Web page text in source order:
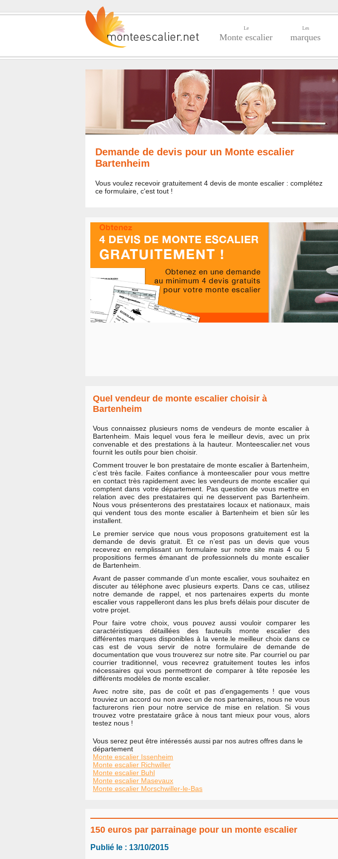
Le
Monte escalier
Les
marques
Demande de devis pour un Monte escalier
Bartenheim
Vous voulez recevoir gratuitement 4 devis de monte escalier : complétez
ce formulaire, c'est tout !
Quel vendeur de monte escalier choisir à
Bartenheim
Vous connaissez plusieurs noms de vendeurs de monte escalier à
Bartenheim. Mais lequel vous fera le meilleur devis, avec un prix
convenable et des prestations à la hauteur. Monteescalier.net vous
fournit les outils pour bien choisir.
Comment trouver le bon prestataire de monte escalier à Bartenheim,
c’est très facile. Faites confiance à monteescalier pour vous mettre
en contact très rapidement avec les vendeurs de monte escalier qui
comptent dans votre département. Pas question de vous mettre en
relation avec des prestataires qui ne desservent pas Bartenheim.
Nous vous présenterons des prestataires locaux et nationaux, mais
qui vendent tous des monte escalier à Bartenheim et bien sûr les
installent.
Le premier service que nous vous proposons gratuitement est la
demande de devis gratuit. Et ce n’est pas un devis que vous
recevrez en remplissant un formulaire sur notre site mais 4 ou 5
propositions fermes émanant de professionnels du monte escalier
de Bartenheim.
Avant de passer commande d’un monte escalier, vous souhaitez en
discuter au téléphone avec plusieurs experts. Dans ce cas, utilisez
notre demande de rappel, et nos partenaires experts du monte
escalier vous rappelleront dans les plus brefs délais pour discuter de
votre projet.
Pour faire votre choix, vous pouvez aussi vouloir comparer les
caractéristiques détaillées des fauteuils monte escalier des
différentes marques disponibles à la vente.le meilleur choix dans ce
cas est de vous servir de notre formulaire de demande de
documentation que vous trouverez sur notre site. Par courriel ou par
courrier traditionnel, vous recevrez gratuitement toutes les infos
nécessaires qui vous permettront de comparer à tête reposée les
différents modèles de monte escalier.
Avec notre site, pas de coût et pas d’engagements ! que vous
trouviez un accord ou non avec un de nos partenaires, nous ne vous
facturerons rien pour notre service de mise en relation. Si vous
trouvez votre prestataire grâce à nous tant mieux pour vous, alors
testez nous !
Vous serez peut être intéressés aussi par nos autres offres dans le
département
Monte escalier Issenheim
Monte escalier Richwiller
Monte escalier Buhl
Monte escalier Masevaux
Monte escalier Morschwiller-le-Bas
150 euros par parrainage pour un monte escalier
Publié le : 13/10/2015